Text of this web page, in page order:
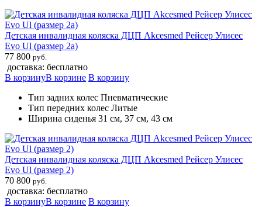
Детская инвалидная коляска ДЦП Akcesmed Рейсер Улисес
Evo Ul (размер 2а)
77 800 руб.
доставка: бесплатно
В корзинуВ корзине В корзину
Тип задних колес Пневматические
Тип передних колес Литые
Ширина сиденья 31 см, 37 см, 43 см
Детская инвалидная коляска ДЦП Akcesmed Рейсер Улисес
Evo Ul (размер 2)
70 800 руб.
доставка: бесплатно
В корзинуВ корзине В корзину